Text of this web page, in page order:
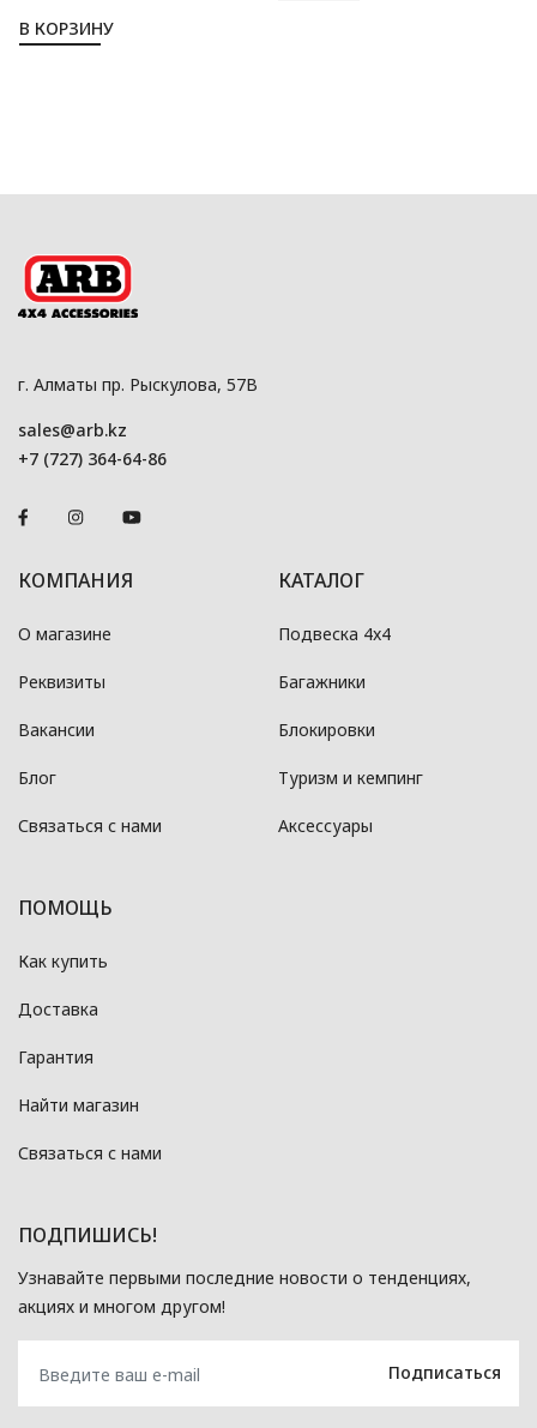
В КОРЗИНУ
г. Алматы пр. Рыскулова, 57В
sales@arb.kz
+7 (727) 364-64-86
КОМПАНИЯ
О магазине
Реквизиты
Вакансии
Блог
Связаться с нами
КАТАЛОГ
Подвеска 4x4
Багажники
Блокировки
Туризм и кемпинг
Аксессуары
ПОМОЩЬ
Как купить
Доставка
Гарантия
Найти магазин
Связаться с нами
ПОДПИШИСЬ!
Узнавайте первыми последние новости о тенденциях,
акциях и многом другом!